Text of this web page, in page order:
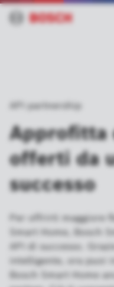
API partnership
Approfitta
offerti da
successo
Per offrirti maggiore
Smart Home, Bosch
API di successo.
intelligente, ora puoi
Bosch Smart Home